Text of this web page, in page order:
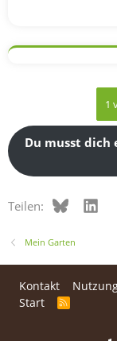
1
Du musst dich
Teilen: Bluesky
Mein Garten
Kontakt
Start
R